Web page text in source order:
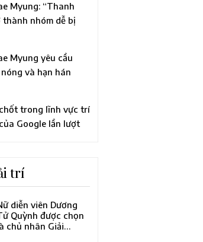
Myung: “Thanh
nhóm dễ bị
Myung yêu cầu
và hạn hán
trong lĩnh vực trí
Google lần lượt
trí
diễn viên Dương
Quỳnh được chọn
chủ nhân Giải